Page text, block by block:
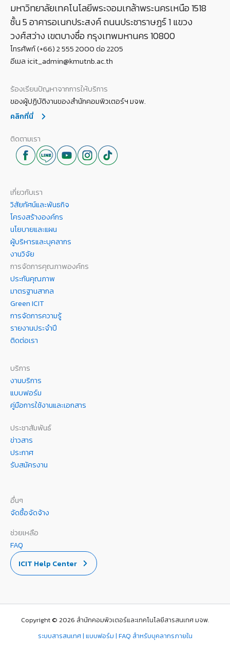
มหาวิทยาลัยเทคโนโลยีพระจอมเกล้าพระนครเหนือ 1518
ชั้น 5 อาคารอเนกประสงค์ ถนนประชาราษฎร์ 1 แขวง
วงศ์สว่าง เขตบางซื่อ กรุงเทพมหานคร 10800
โทรศัพท์ (+66) 2 555 2000 ต่อ 2205
อีเมล icit_admin@kmutnb.ac.th
ร้องเรียนปัญหาจากการให้บริการ
ของผู้ปฏิบัติงานของสำนักคอมพิวเตอร์ฯ มจพ.
คลิกที่นี่
ติดตามเรา
เกี่ยวกับเรา
วิสัยทัศน์และพันธกิจ
โครงสร้างองค์กร
นโยบายและแผน
ผู้บริหารและบุคลากร
งานวิจัย
การจัดการคุณภาพองค์กร
ประกันคุณภาพ
มาตรฐานสากล
Green ICIT
การจัดการความรู้
รายงานประจำปี
ติดต่อเรา
บริการ
งานบริการ
แบบฟอร์ม
คู่มือการใช้งานและเอกสาร
ประชาสัมพันธ์
ข่าวสาร
ประกาศ
รับสมัครงาน
อื่นๆ
จัดซื้อจัดจ้าง
ช่วยเหลือ
FAQ
ICIT Help Center
Copyright © 2026 สำนักคอมพิวเตอร์และเทคโนโลยีสารสนเทศ มจพ.
ระบบสารสนเทศ | แบบฟอร์ม | FAQ สำหรับบุคลากรภายใน